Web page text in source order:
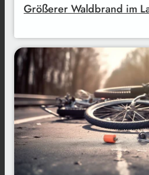
Größerer Waldbrand im